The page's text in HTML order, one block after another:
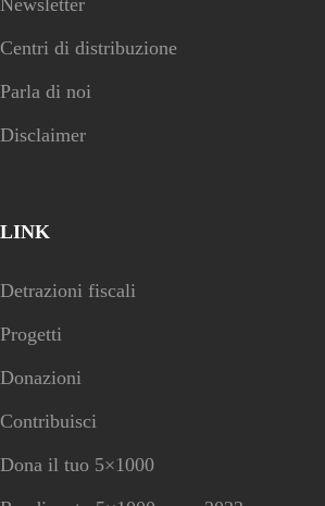
Newsletter
Centri di distribuzione
Parla di noi
Disclaimer
LINK
Detrazioni fiscali
Progetti
Donazioni
Contribuisci
Dona il tuo 5×1000